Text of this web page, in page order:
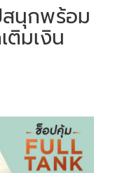
นุกพร้อม
ติมเงิน